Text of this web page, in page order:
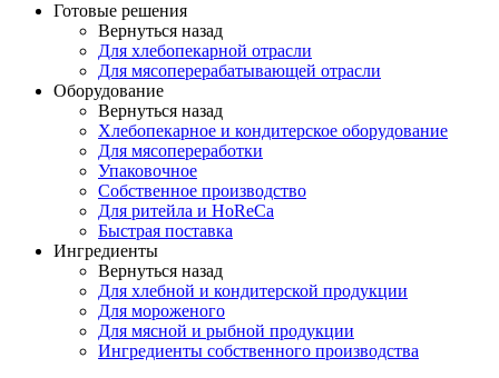
Готовые решения
Вернуться назад
Для хлебопекарной отрасли
Для мясоперерабатывающей отрасли
Оборудование
Вернуться назад
Хлебопекарное и кондитерское оборудование
Для мясопереработки
Упаковочное
Собственное производство
Для ритейла и HoReCa
Быстрая поставка
Ингредиенты
Вернуться назад
Для хлебной и кондитерской продукции
Для мороженого
Для мясной и рыбной продукции
Ингредиенты собственного производства